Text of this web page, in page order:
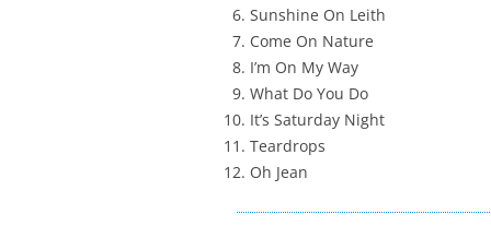
Sunshine On Leith
Come On Nature
I’m On My Way
What Do You Do
It’s Saturday Night
Teardrops
Oh Jean